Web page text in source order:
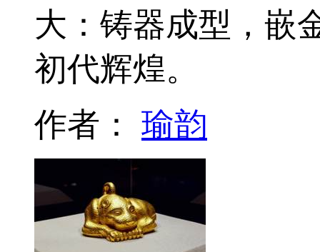
大：铸器成型，
初代辉煌。
作者： 瑜韵